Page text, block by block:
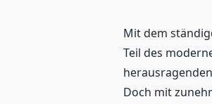
Mit dem
Teil des
Doch mit